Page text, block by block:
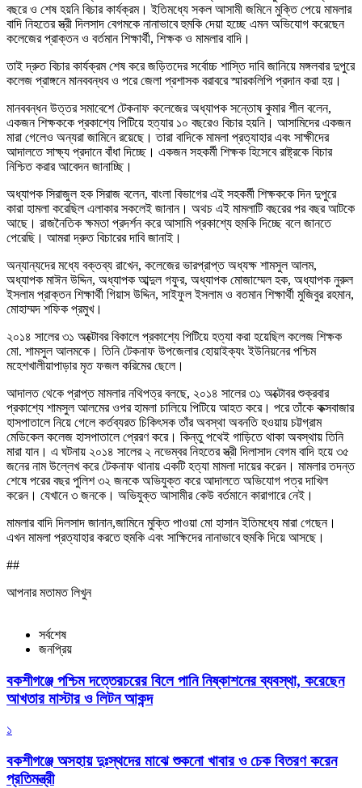
বছরে ও শেষ হয়নি বিচার কার্যক্রম। ইতিমধ্যে সকল আসামী জমিনে মুক্তি পেয়ে মামলার
বাদি নিহতের স্ত্রী দিলসাদ বেগমকে নানাভাবে হুমকি দেয়া হচ্ছে এমন অভিযোগ করেছেন
কলেজের প্রাক্তন ও বর্তমান শিক্ষার্থী, শিক্ষক ও মামলার বাদি।
তাই দ্রুত বিচার কার্যক্রম শেষ করে জড়িতদের সর্বোচ্চ শাস্তি দাবি জানিয়ে মঙ্গলবার দুপুরে
কলেজ প্রাঙ্গনে মানববন্ধব ও পরে জেলা প্রশাসক বরাবরে স্মারকলিপি প্রদান করা হয়।
মানববন্ধন উত্তর সমাবেশে টেকনাফ কলেজের অধ্যাপক সন্তোষ কুমার শীল বলেন,
একজন শিক্ষককে প্রকাশ্যে পিটিয়ে হত্যার ১০ বছরেও বিচার হয়নি। আসামিদের একজন
মারা গেলেও অন্যরা জামিনে রয়েছে। তারা বাদিকে মামলা প্রত্যাহার এবং সাক্ষীদের
আদালতে সাক্ষ্য প্রদানে বাঁধা দিচ্ছে। একজন সহকর্মী শিক্ষক হিসেবে রাষ্ট্রকে বিচার
নিশ্চিত করার আবেদন জানাচ্ছি।
অধ্যাপক সিরাজুল হক সিরাজ বলেন, বাংলা বিভাগের এই সহকর্মী শিক্ষককে দিন দুপুরে
কারা হামলা করেছিল এলাকার সকলেই জানান। অথচ এই মামলাটি বছরের পর বছর আটকে
আছে। রাজনৈতিক ক্ষমতা প্রদর্শন করে আসামি প্রকাশ্যে হুমকি দিচ্ছে বলে জানতে
পেরেছি। আমরা দ্রুত বিচারের দাবি জানাই।
অন্যান্যদের মধ্যে বক্তব্য রাখেন, কলেজের ভারপ্রাপ্ত অধ্যক্ষ শামসুল আলম,
অধ্যাপক মাঈন উদ্দিন, অধ্যাপক আব্দুল গফুর, অধ্যাপক মোজাম্মেল হক, অধ্যাপক নুরুল
ইসলাম প্রাক্তন শিক্ষার্থী গিয়াস উদ্দিন, সাইফুল ইসলাম ও বতমান শিক্ষার্থী মুজিবুর রহমান,
মোহাম্মদ শফিক প্রমুখ।
২০১৪ সালের ৩১ অক্টোবর বিকালে প্রকাশ্যে পিটিয়ে হত্যা করা হয়েছিল কলেজ শিক্ষক
মো. শামসুল আলমকে। তিনি টেকনাফ উপজেলার হোয়াইক্যং ইউনিয়নের পশ্চিম
মহেশখালীয়াপাড়ার মৃত ফজল করিমের ছেলে।
আদালত থেকে প্রাপ্ত মামলার নথিপত্র বলছে, ২০১৪ সালের ৩১ অক্টোবর শুক্রবার
প্রকাশ্যে শামসুল আলমের ওপর হামলা চালিয়ে পিটিয়ে আহত করে। পরে তাঁকে কক্সবাজার
হাসপাতালে নিয়ে গেলে কর্তব্যরত চিকিৎসক তাঁর অবস্থা অবনতি হওয়ায় চট্টগ্রাম
মেডিকেল কলেজ হাসপাতালে প্রেরণ করে। কিন্তু পথেই গাড়িতে থাকা অবস্থায় তিনি
মারা যান। এ ঘটনায় ২০১৪ সালের ২ নভেম্বর নিহতের স্ত্রী দিলাসাদ বেগম বাদি হয়ে ৩৫
জনের নাম উল্লেখ করে টেকনাফ থানায় একটি হত্যা মামলা দায়ের করেন। মামলার তদন্ত
শেষে পরের বছর পুলিশ ৩২ জনকে অভিযুক্ত করে আদালতে অভিযোগ পত্র দাখিল
করেন। যেখানে ৩ জনকে। অভিযুক্ত আসামীর কেউ বর্তমানে কারাগারে নেই।
মামলার বাদি দিলসাদ জানান,জামিনে মুক্তি পাওয়া মো হাসান ইতিমধ্যে মারা গেছেন।
এখন মামলা প্রত্যাহার করতে হুমকি এবং সাক্ষিদের নানাভাবে হুমকি দিয়ে আসছে।
##
আপনার মতামত লিখুন
সর্বশেষ
জনপ্রিয়
বকশীগঞ্জে পশ্চিম দত্তেরচরের বিলে পানি নিষ্কাশনের ব্যবস্থা, করেছেন
আখতার মাস্টার ও লিটন আকন্দ
১
বকশীগঞ্জে অসহায় দুঃস্থদের মাঝে শুকনো খাবার ও চেক বিতরণ করেন
প্রতিমন্ত্রী